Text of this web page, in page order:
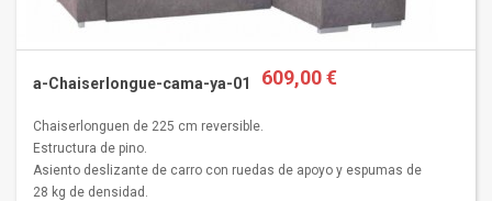
a-Chaiserlongue-cama-ya-01 609,00 €
Chaiserlonguen de 225 cm reversible.
Estructura de pino.
Asiento deslizante de carro con ruedas de apoyo y espumas de
28 kg de densidad.